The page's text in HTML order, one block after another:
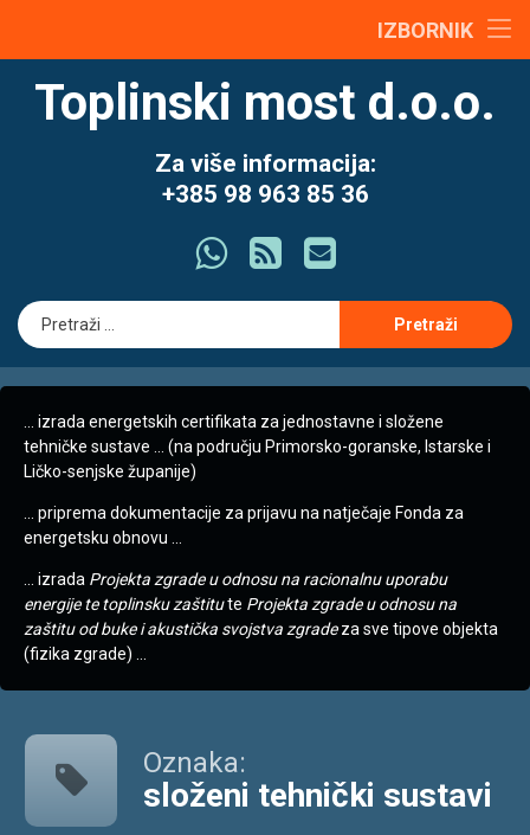
IZBORNIK
energetski certifikat
Zrakopropusnost – “Pa zar još i to moram platiti?”
sadržajToplinski most d.o.o.
Za više informacija:
+385 98 963 85 36
Što ima
RSS E-mail
… izrada energetskih certifikata za jednostavne i složene
tehničke sustave … (na području Primorsko-goranske, Istarske i
Ličko-senjske županije)
… priprema dokumentacije za prijavu na natječaje Fonda za
energetsku obnovu …
… izrada Projekta zgrade u odnosu na racionalnu uporabu
energije te toplinsku zaštitute Projekta zgrade u odnosu na
zaštitu od buke i akustička svojstva zgradeza sve tipove objekta
(fizika zgrade) …
Oznaka:
složeni tehnički sustavi